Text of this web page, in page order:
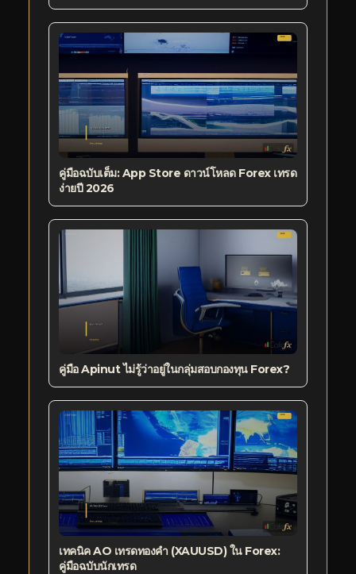
คู่มือฉบับเต็ม: App Store ดาวน์โหลด Forex เทรด
ง่ายปี 2026
คู่มือ Apinut ไม่รู้ว่าอยู่ในกลุ่มสอบกองทุน Forex?
เทคนิค AO เทรดทองคำ (XAUUSD) ใน Forex:
คู่มือฉบับนักเทรด